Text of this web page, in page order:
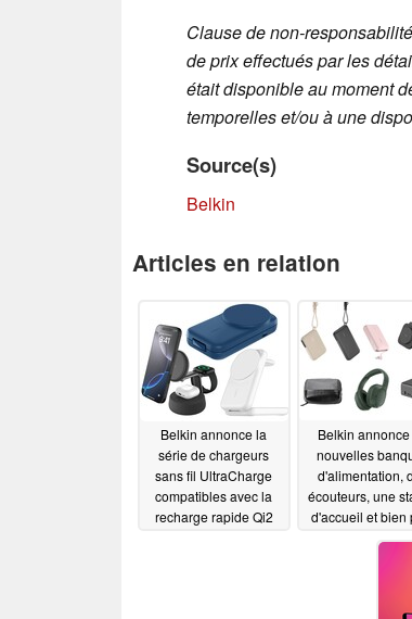
Clause de non-
de prix effectués par les
était disponible au moment
temporelles et/ou à une
Source(s)
Belkin
Articles en relation
Belkin annonce la
série de chargeurs
sans fil UltraCharge
compatibles avec la
recharge rapide Qi2
Belkin
nouvelles
d'alimentation,
écouteurs, une
d'accueil et bien